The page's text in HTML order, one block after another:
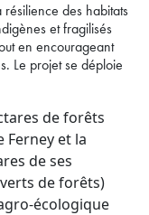
résilience des habitats
et fragilisés
en encourageant
Le projet se déploie
de forêts
Ferney et la
de ses
de forêts)
écologique